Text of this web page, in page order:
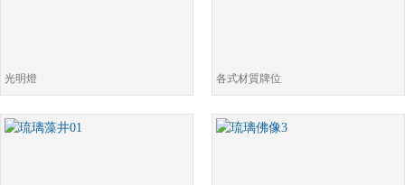
光明燈 各式材質牌位